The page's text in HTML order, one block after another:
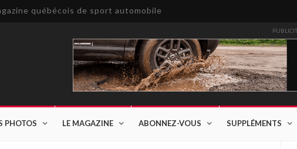
québécois de sport automobile
PHOTOS LE MAGAZINE ABONNEZ-VOUS SUPPLÉMENTS